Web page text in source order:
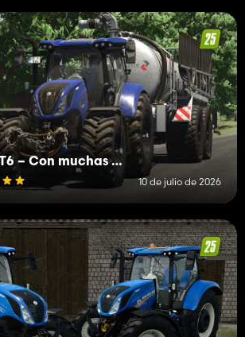
New Holland T6 – Con muchas funciones nuevas
10 de julio de 2026